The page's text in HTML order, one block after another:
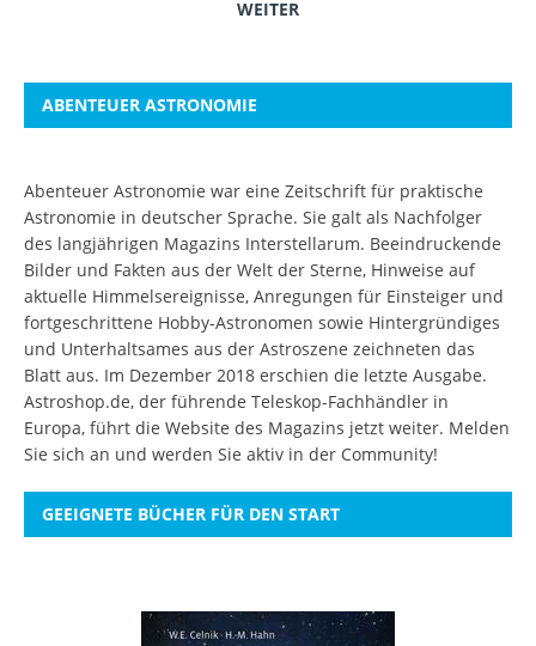
WEITER
ABENTEUER ASTRONOMIE
Abenteuer Astronomie war eine Zeitschrift für praktische
Astronomie in deutscher Sprache. Sie galt als Nachfolger
des langjährigen Magazins Interstellarum. Beeindruckende
Bilder und Fakten aus der Welt der Sterne, Hinweise auf
aktuelle Himmelsereignisse, Anregungen für Einsteiger und
fortgeschrittene Hobby-Astronomen sowie Hintergründiges
und Unterhaltsames aus der Astroszene zeichneten das
Blatt aus. Im Dezember 2018 erschien die letzte Ausgabe.
Astroshop.de, der führende Teleskop-Fachhändler in
Europa, führt die Website des Magazins jetzt weiter. Melden
Sie sich an und werden Sie aktiv in der Community!
GEEIGNETE BÜCHER FÜR DEN START